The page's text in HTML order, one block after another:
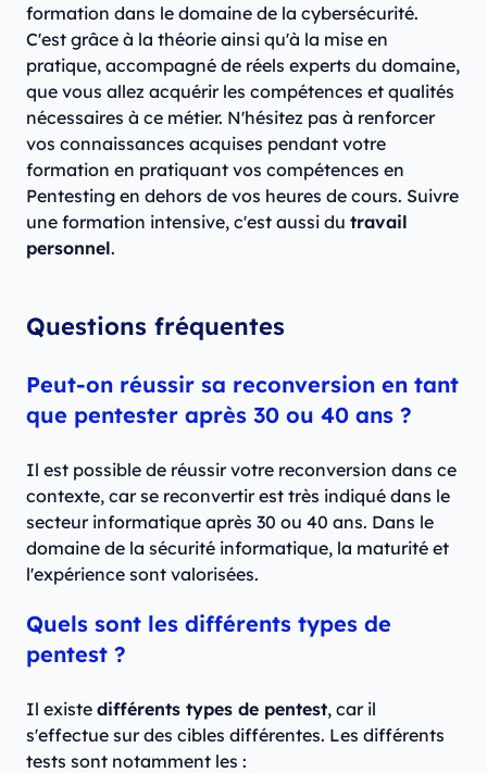
formation dans le domaine de la cybersécurité.
C'est grâce à la théorie ainsi qu'à la mise en
pratique, accompagné de réels experts du domaine,
que vous allez acquérir les compétences et qualités
nécessaires à ce métier. N'hésitez pas à renforcer
vos connaissances acquises pendant votre
formation en pratiquant vos compétences en
Pentesting en dehors de vos heures de cours. Suivre
une formation intensive, c'est aussi du travail
personnel.
Questions fréquentes
Peut-on réussir sa reconversion en tant
que pentester après 30 ou 40 ans ?
Il est possible de réussir votre reconversion dans ce
contexte, car se reconvertir est très indiqué dans le
secteur informatique après 30 ou 40 ans. Dans le
domaine de la sécurité informatique, la maturité et
l'expérience sont valorisées.
Quels sont les différents types de
pentest ?
Il existe différents types de pentest, car il
s'effectue sur des cibles différentes. Les différents
tests sont notamment les :